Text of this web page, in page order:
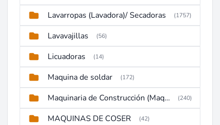
Lavarropas (Lavadora)/ Secadoras (1757)
Lavavajillas (56)
Licuadoras (14)
Maquina de soldar (172)
Maquinaria de Construcción (Maquinaria Pesada) (240)
MAQUINAS DE COSER (42)